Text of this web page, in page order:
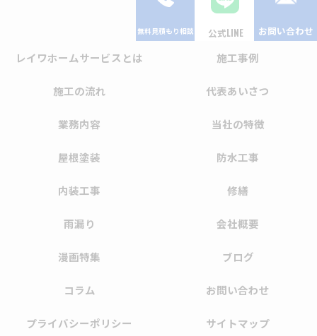
公式LINE お問い合わせ
レイワホームサービスとは 施工事例
施工の流れ 代表あいさつ
業務内容 当社の特徴
屋根塗装 防水工事
内装工事 修繕
雨漏り 会社概要
漫画特集 ブログ
コラム お問い合わせ
プライバシーポリシー サイトマップ